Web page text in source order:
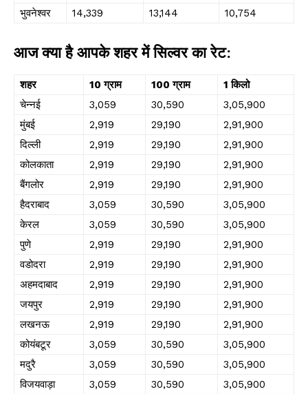
भुवनेश्वर
₹14,339 ₹13,144 ₹10,754
आज क्या है आपके शहर में सिल्वर का रेट:
शहर 10 ग्राम 100 ग्राम
1 किलो
चेन्नई
₹3,059 ₹30,590
₹3,05,900
मुंबई
₹2,919 ₹29,190
₹2,91,900
दिल्ली
₹2,919 ₹29,190
₹2,91,900
कोलकाता
₹2,919 ₹29,190
₹2,91,900
बैंगलोर
₹2,919 ₹29,190
₹2,91,900
हैदराबाद
₹3,059 ₹30,590
₹3,05,900
केरल
₹3,059 ₹30,590
₹3,05,900
पुणे
₹2,919 ₹29,190
₹2,91,900
वडोदरा
₹2,919 ₹29,190
₹2,91,900
अहमदाबाद
₹2,919 ₹29,190
₹2,91,900
जयपुर
₹2,919 ₹29,190
₹2,91,900
लखनऊ
₹2,919 ₹29,190
₹2,91,900
कोयंबटूर
₹3,059 ₹30,590
₹3,05,900
मदुरै
₹3,059 ₹30,590
₹3,05,900
विजयवाड़ा
₹3,059 ₹30,590
₹3,05,900